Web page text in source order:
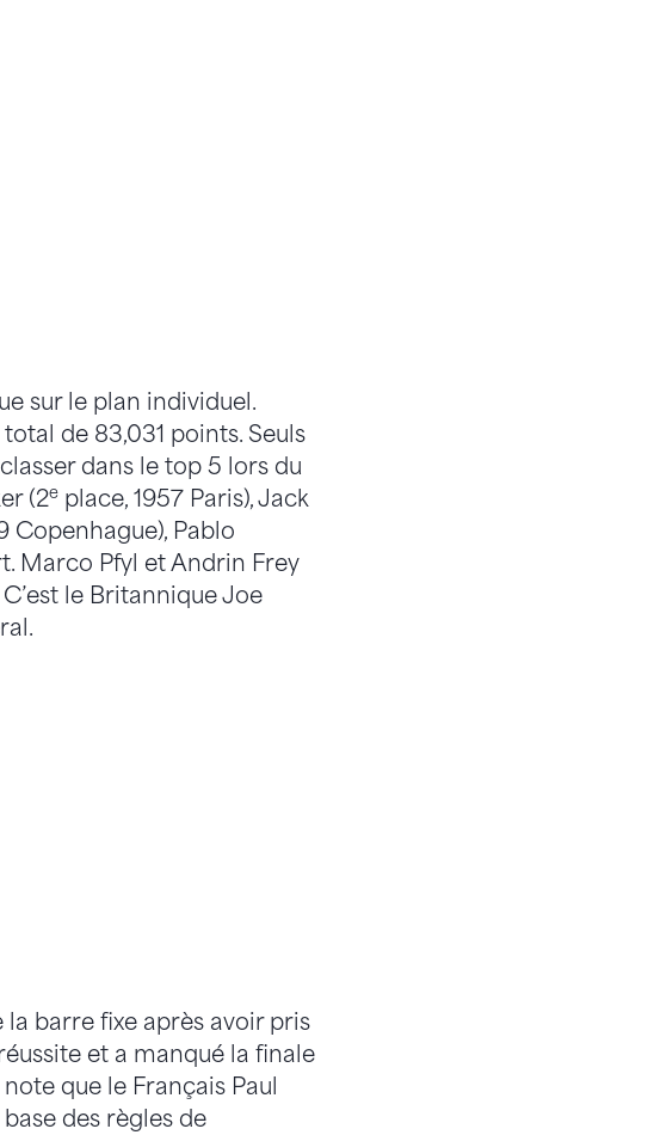
sur le plan individuel.
de 83,031 points. Seuls
dans le top 5 lors du
(2eplace, 1957 Paris), Jack
Copenhague), Pablo
Marco Pfyl et Andrin Frey
le Britannique Joe
barre fixe après avoir pris
et a manqué la finale
que le Français Paul
des règles de